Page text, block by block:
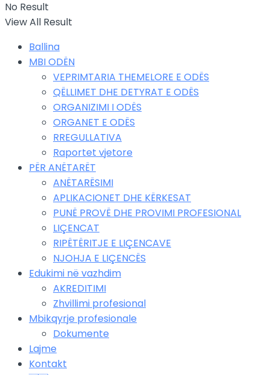
No Result
View All Result
Ballina
MBI ODËN
VEPRIMTARIA THEMELORE E ODËS
QËLLIMET DHE DETYRAT E ODËS
ORGANIZIMI I ODËS
ORGANET E ODËS
RREGULLATIVA
Raportet vjetore
PËR ANËTARËT
ANËTARËSIMI
APLIKACIONET DHE KËRKESAT
PUNË PROVË DHE PROVIMI PROFESIONAL
LIÇENCAT
RIPËTËRITJE E LIÇENCAVE
NJOHJA E LIÇENCËS
Edukimi në vazhdim
AKREDITIMI
Zhvillimi profesional
Mbikqyrje profesionale
Dokumente
Lajme
Kontakt